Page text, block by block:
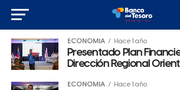
ECONOMÍA Hace 1 año
Presentado Plan
Dirección Regional
ECONOMÍA Hace 1 año